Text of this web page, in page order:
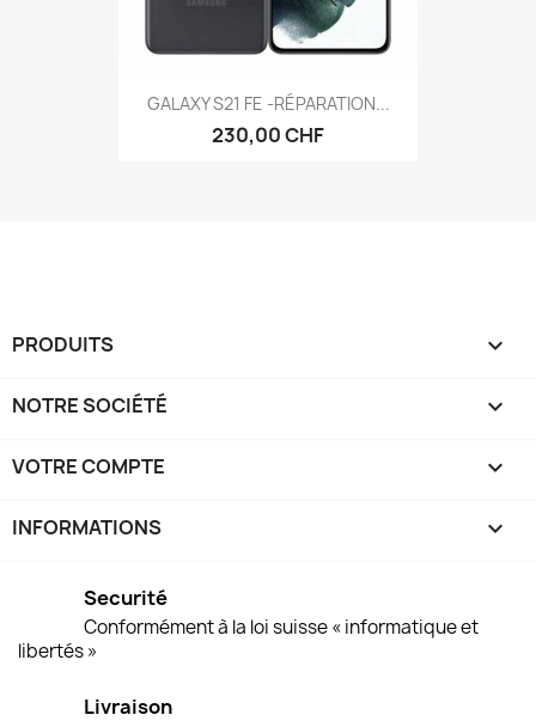
GALAXY S21 FE -RÉPARATION...
230,00 CHF
PRODUITS 
NOTRE SOCIÉTÉ 
VOTRE COMPTE 
INFORMATIONS keyboard_arrow_down
Securité
Conformément à la loi suisse « informatique et
libertés »
Livraison